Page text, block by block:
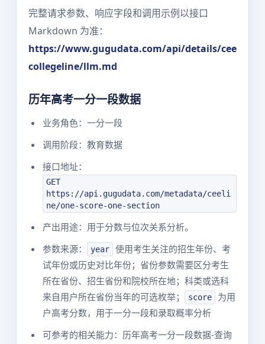
完整请求参数、响应字段和调用示例以接口
Markdown 为准：
https://www.gugudata.com/api/details/cee
collegeline/llm.md
历年高考一分一段数据
业务角色：一分一段
调用阶段：教育数据
接口地址：
GET
https://api.gugudata.com/metadata/ceeli
ne/one-score-one-section
产出用途：用于分数与位次关系分析。
参数来源：
year
使用考生关注的招生年份、考
试年份或历史对比年份；省份参数需要区分考生
所在省份、招生省份和院校所在地；科类或选科
来自用户所在省份当年的可选枚举；
score
为用
户高考分数，用于一分一段和录取概率分析
可参考的相关能力：历年高考一分一段数据-查询